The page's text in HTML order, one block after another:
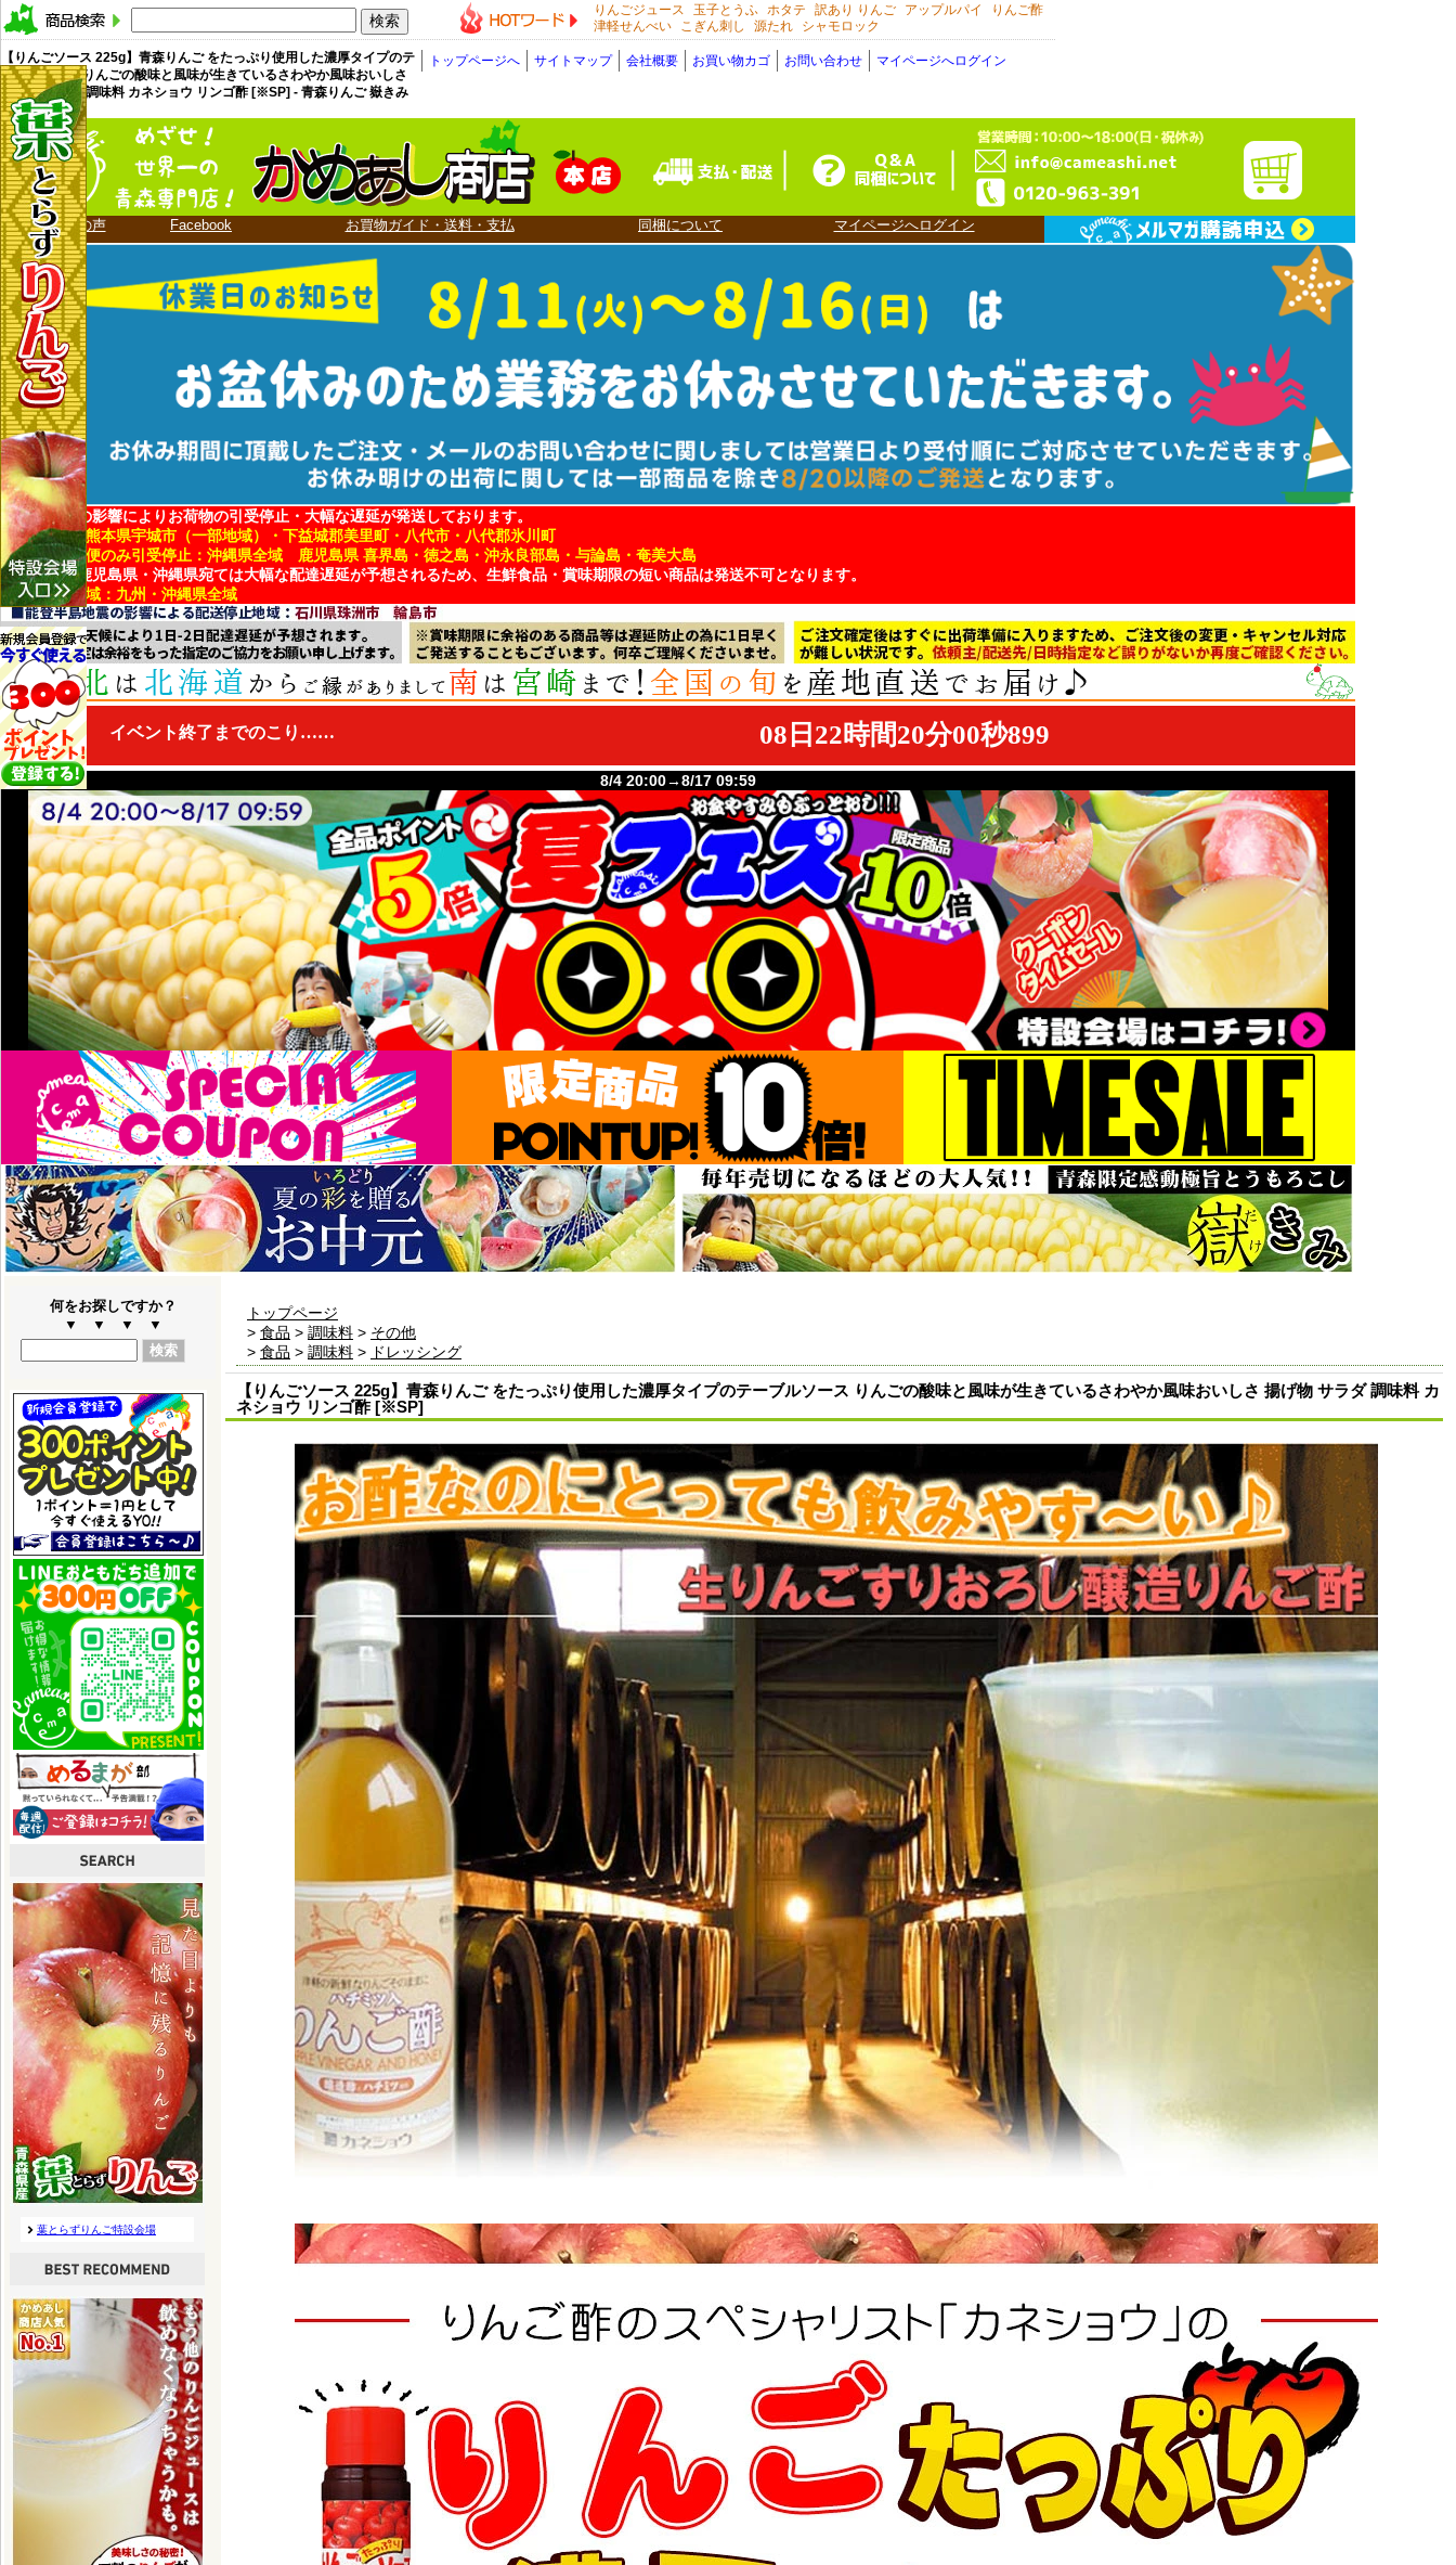
【りんごソース 225g】青森りんご をたっぷり使用した濃厚タイプのテ
ーブルソース りんごの酸味と風味が生きているさわやか風味おいしさ
揚げ物 サラダ 調味料 カネショウ リンゴ酢 [※SP] - 青森りんご 嶽きみ
かめあし商店 -
マイページへログイン
お問い合わせ
お買い物カゴ
会社概要
サイトマップ
トップページへ
HOTワード
りんごジュース 玉子とうふ ホタテ 訳あり りんご アップルパイ
りんご酢
津軽せんべい
こぎん刺し 源たれ シャモロック
お客様の声 Facebook お買物ガイド・送料・支払 同梱について マイページへログイン
地震・台風の影響によりお荷物の引受停止・大幅な遅延が発送しております。
■引受停止：熊本県宇城市（一部地域）・下益城郡美里町・八代市・八代郡氷川町
■冷蔵・冷凍便のみ引受停止：沖縄県全域 鹿児島県 喜界島・徳之島・沖永良部島・与論島・奄美大島
※熊本県・鹿児島県・沖縄県宛ては大幅な配達遅延が予想されるため、生鮮食品・賞味期限の短い商品は発送不可となります。
■配達遅延地域：九州・沖縄県全域
8/4 20:00→8/17 09:59
何をお探しですか？
▼ ▼ ▼ ▼
トップページ
> 食品 > 調味料 > その他
> 食品 > 調味料 > ドレッシング
【りんごソース 225g】青森りんご をたっぷり使用した濃厚タイプのテーブルソース りんごの酸味と風味が生きているさわやか風味おいしさ 揚げ物 サラダ 調味料 カ
ネショウ リンゴ酢 [※SP]